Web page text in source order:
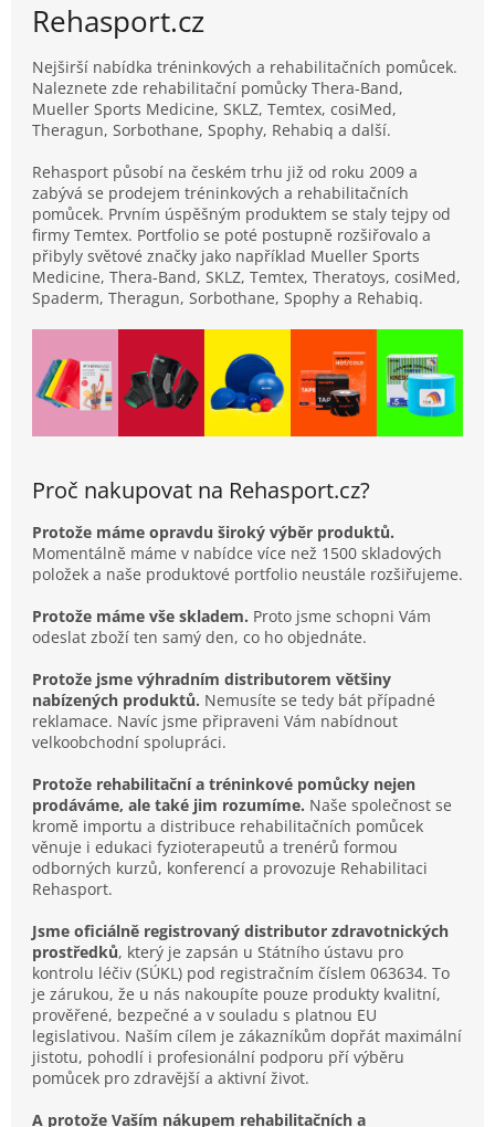
Rehasport.cz
Nejširší nabídka tréninkových a rehabilitačních pomůcek.
Naleznete zde rehabilitační pomůcky Thera-Band,
Mueller Sports Medicine, SKLZ, Temtex, cosiMed,
Theragun, Sorbothane, Spophy, Rehabiq a další.
Rehasport působí na českém trhu již od roku 2009 a
zabývá se prodejem tréninkových a rehabilitačních
pomůcek. Prvním úspěšným produktem se staly tejpy od
firmy Temtex. Portfolio se poté postupně rozšiřovalo a
přibyly světové značky jako například Mueller Sports
Medicine, Thera-Band, SKLZ, Temtex, Theratoys, cosiMed,
Spaderm, Theragun, Sorbothane, Spophy a Rehabiq.
Proč nakupovat na Rehasport.cz?
Protože máme opravdu široký výběr produktů.
Momentálně máme v nabídce více než 1500 skladových
položek a naše produktové portfolio neustále rozšiřujeme.
Protože máme vše skladem. Proto jsme schopni Vám
odeslat zboží ten samý den, co ho objednáte.
Protože jsme výhradním distributorem většiny
nabízených produktů. Nemusíte se tedy bát případné
reklamace. Navíc jsme připraveni Vám nabídnout
velkoobchodní spolupráci.
Protože rehabilitační a tréninkové pomůcky nejen
prodáváme, ale také jim rozumíme. Naše společnost se
kromě importu a distribuce rehabilitačních pomůcek
věnuje i edukaci fyzioterapeutů a trenérů formou
odborných kurzů, konferencí a provozuje Rehabilitaci
Rehasport.
Jsme oficiálně registrovaný distributor zdravotnických
prostředků, který je zapsán u Státního ústavu pro
kontrolu léčiv (SÚKL) pod registračním číslem 063634. To
je zárukou, že u nás nakoupíte pouze produkty kvalitní,
prověřené, bezpečné a v souladu s platnou EU
legislativou. Naším cílem je zákazníkům dopřát maximální
jistotu, pohodlí i profesionální podporu pří výběru
pomůcek pro zdravější a aktivní život.
A protože Vaším nákupem rehabilitačních a